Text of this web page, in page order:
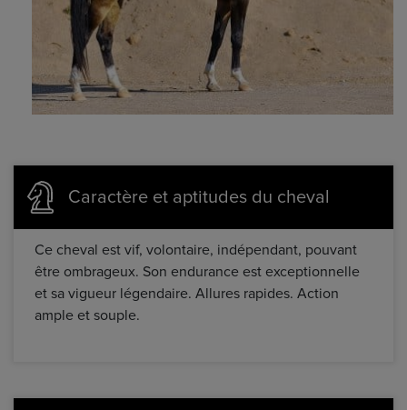
Caractère et aptitudes du cheval
Ce cheval est vif, volontaire, indépendant, pouvant
être ombrageux. Son endurance est exceptionnelle
et sa vigueur légendaire. Allures rapides. Action
ample et souple.